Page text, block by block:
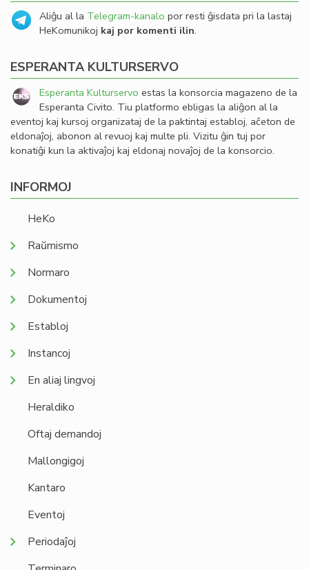
Aliĝu al la Telegram-kanalo por resti ĝisdata pri la lastaj
HeKomunikoj kaj por komenti ilin.
ESPERANTA KULTURSERVO
Esperanta Kulturservo estas la konsorcia magazeno de la
Esperanta Civito. Tiu platformo ebligas la aliĝon al la
eventoj kaj kursoj organizataj de la paktintaj establoj, aĉeton de
eldonaĵoj, abonon al revuoj kaj multe pli. Vizitu ĝin tuj por
konatiĝi kun la aktivaĵoj kaj eldonaj novaĵoj de la konsorcio.
INFORMOJ
HeKo
Raŭmismo
Normaro
Dokumentoj
Establoj
Instancoj
En aliaj lingvoj
Heraldiko
Oftaj demandoj
Mallongigoj
Kantaro
Eventoj
Periodaĵoj